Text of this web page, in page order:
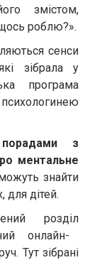
змістом,
роблю?».
сенси
зібрала у
програма
порадами з
ментальне
знайти
для дітей.
розділ
онлайн-
Тут зібрані